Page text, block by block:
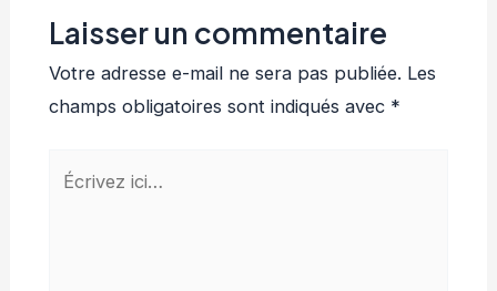
Laisser un commentaire
Votre adresse e-mail ne sera pas publiée. Les
champs obligatoires sont indiqués avec *
Écrivez